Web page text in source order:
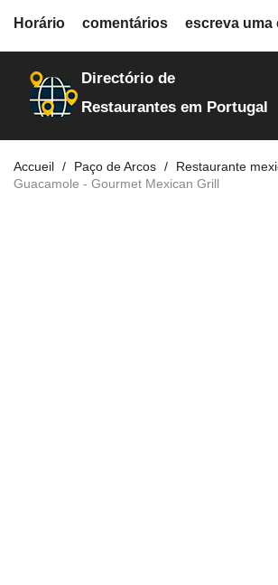
restaurantes
Directório de
Restaurantes em Portugal
Accueil Paço de Arcos
Restaurante
Guacamole - Gourmet Mexican Grill
Horário comentários escreva uma